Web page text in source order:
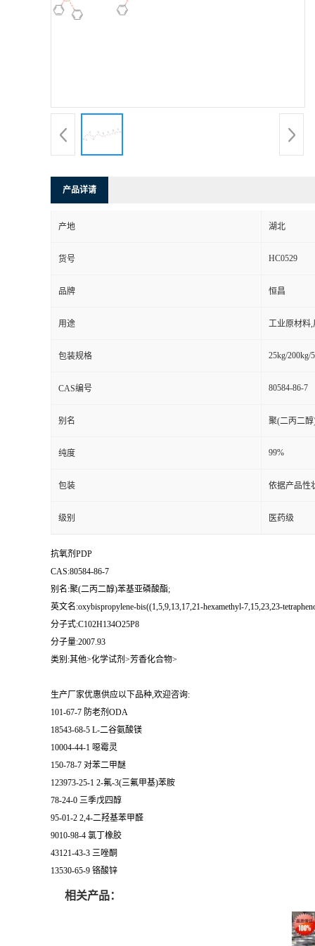
产品详请
产地 湖北
货号 HC0529
品牌 恒昌
用途 工业原材料
包装规格 25kg/200kg/
CAS编号 80584-86-7
别名 聚(二丙二
纯度 99%
包装 依据产品性
级别 医药级
抗氧剂PDP
CAS:80584-86-7
别名:聚(二丙二醇)苯基亚磷酸酯;
英文名:oxybispropylene-bis((1,5,9,13,17,21-hexamethyl-7,15,23,23-
分子式:C102H134O25P8
分子量:2007.93
类别:其他>化学试剂>芳香化合物>
生产厂家优惠供应以下品种,欢迎咨询:
101-67-7 防老剂ODA
18543-68-5 L-二谷氨酸镁
10004-44-1 噁霉灵
150-78-7 对苯二甲醚
123973-25-1 2-氟-3(三氟甲基)苯胺
78-24-0 三季戊四醇
95-01-2 2,4-二羟基苯甲醛
9010-98-4 氯丁橡胶
43121-43-3 三唑酮
13530-65-9 铬酸锌
相关产品：